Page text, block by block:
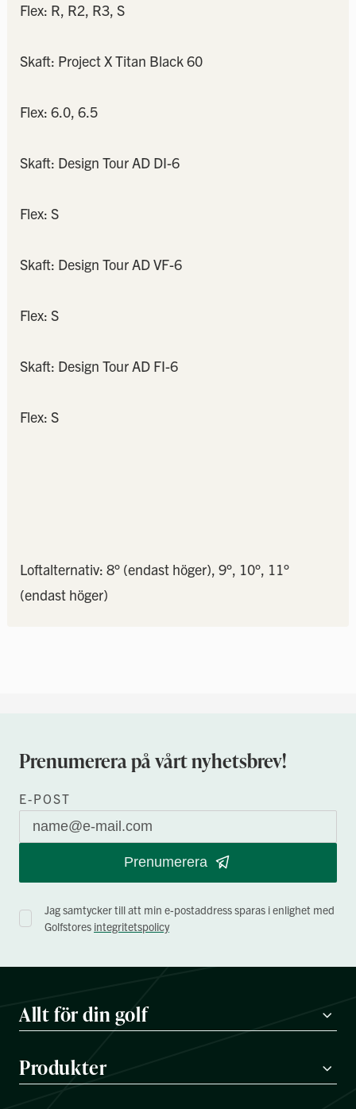
Flex: R, R2, R3, S
Skaft: Project X Titan Black 60
Flex: 6.0, 6.5
Skaft: Design Tour AD DI-6
Flex: S
Skaft: Design Tour AD VF-6
Flex: S
Skaft: Design Tour AD FI-6
Flex: S
Loftalternativ: 8° (endast höger), 9°, 10°, 11°
(endast höger)
Prenumerera på vårt nyhetsbrev!
E-POST
Prenumerera
Jag samtycker till att min e-postaddress sparas i enlighet med
Golfstores integritetspolicy
Allt för din golf
Produkter